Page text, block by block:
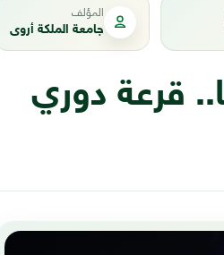
المؤلف
جامعة الملكة أروى
قرعة دوري